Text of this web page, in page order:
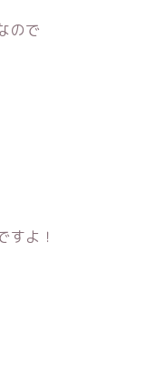
ので
すよ！